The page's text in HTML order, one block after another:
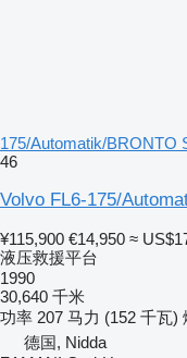
175/Automatik/BRONTO
46
Volvo FL6-175/
¥115,900 €14,950 ≈
液压救援平台
1990
30,640 千米
功率 207 马力 (152 千瓦)
德国, Nidda